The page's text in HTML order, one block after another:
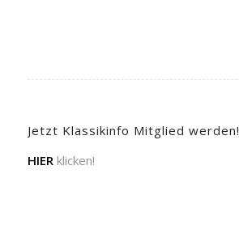
Jetzt Klassikinfo Mitglied werden!
HIER klicken!